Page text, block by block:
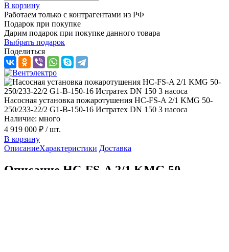
В корзину
Работаем только с контрагентами из РФ
Подарок при покупке
Дарим подарок при покупке данного товара
Выбрать подарок
Поделиться
Насосная установка пожаротушения HC-FS-A 2/1 KMG 50-
250/233-22/2 G1-B-150-16 Истратех DN 150 3 насоса
Наличие: много
4 919 000 ₽ / шт.
В корзину
ОписаниеХарактеристики Доставка
Описание HC-FS-A 2/1 KMG 50-